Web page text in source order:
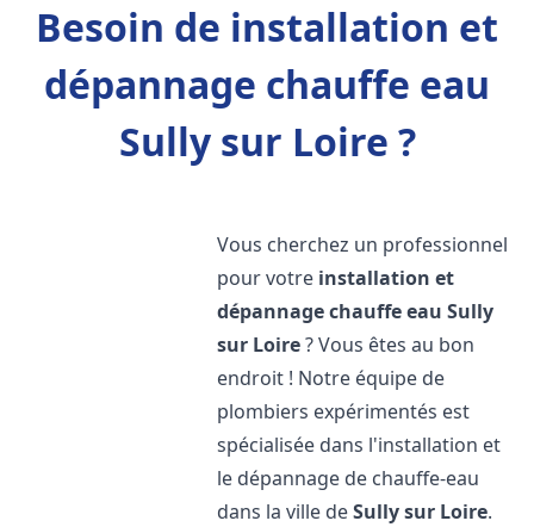
Besoin de installation et
dépannage chauffe eau
Sully sur Loire ?
Vous cherchez un professionnel
pour votre installation et
dépannage chauffe eau Sully
sur Loire? Vous êtes au bon
endroit ! Notre équipe de
plombiers expérimentés est
spécialisée dans l'installation et
le dépannage de chauffe-eau
dans la ville deSully sur Loire.